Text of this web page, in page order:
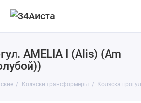
AMELIA I (Alis) (Am
Коляски трансформеры Коляска